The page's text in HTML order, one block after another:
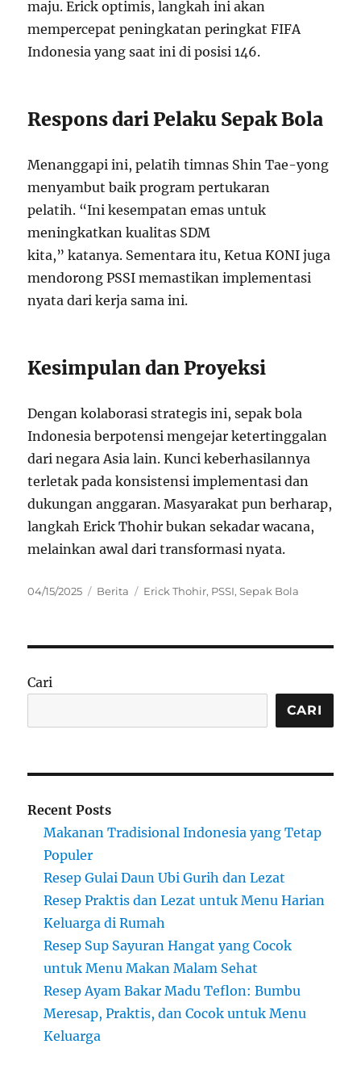
maju. Erick optimis, langkah ini akan
mempercepat peningkatan peringkat FIFA
Indonesia yang saat ini di posisi 146.
Respons dari Pelaku Sepak Bola
Menanggapi ini, pelatih timnas Shin Tae-yong
menyambut baik program pertukaran
pelatih. “Ini kesempatan emas untuk
meningkatkan kualitas SDM
kita,” katanya. Sementara itu, Ketua KONI juga
mendorong PSSI memastikan implementasi
nyata dari kerja sama ini.
Kesimpulan dan Proyeksi
Dengan kolaborasi strategis ini, sepak bola
Indonesia berpotensi mengejar ketertinggalan
dari negara Asia lain. Kunci keberhasilannya
terletak pada konsistensi implementasi dan
dukungan anggaran. Masyarakat pun berharap,
langkah Erick Thohir bukan sekadar wacana,
melainkan awal dari transformasi nyata.
Posted
04/15/2025 Categories
Berita Tags
Erick Thohir, PSSI,Sepak Bola
Cari
CARI
Recent Posts
Makanan Tradisional Indonesia yang Tetap
Populer
Resep Gulai Daun Ubi Gurih dan Lezat
Resep Praktis dan Lezat untuk Menu Harian
Keluarga di Rumah
Resep Sup Sayuran Hangat yang Cocok
untuk Menu Makan Malam Sehat
Resep Ayam Bakar Madu Teflon: Bumbu
Meresap, Praktis, dan Cocok untuk Menu
Keluarga